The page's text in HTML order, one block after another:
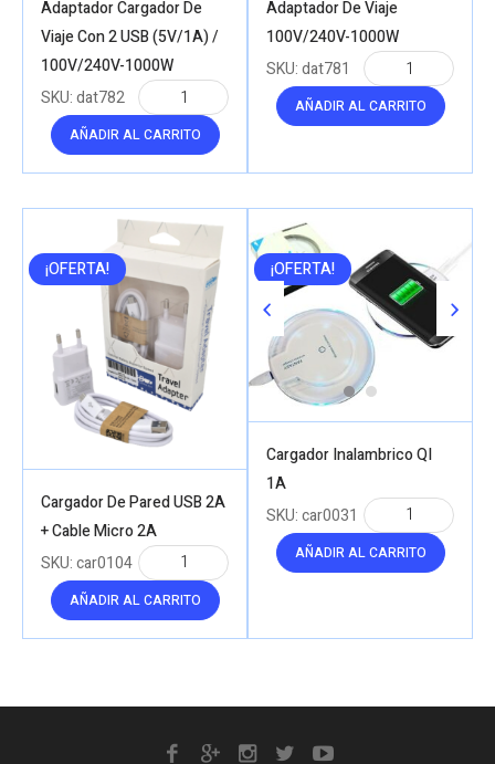
Adaptador Cargador De
Viaje Con 2 USB (5V/1A) /
100V/240V-1000W
AÑADIR AL CARRITO
SKU:dat782
Adaptador De Viaje
100V/240V-1000W
AÑADIR AL CARRITO
SKU:dat781
¡OFERTA!
Cargador De Pared USB 2A
+ Cable Micro 2A
AÑADIR AL CARRITO
SKU:car0104
¡OFERTA!
Cargador Inalambrico QI
1A
AÑADIR AL CARRITO
SKU:car0031